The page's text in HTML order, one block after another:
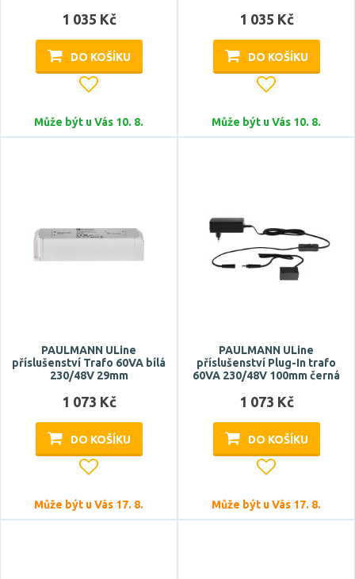
1 035 Kč
DO KOŠÍKU
Může být u Vás 10. 8.
1 035 Kč
DO KOŠÍKU
Může být u Vás 10. 8.
PAULMANN ULine
příslušenství Trafo 60VA bílá
230/48V 29mm
1 073 Kč
DO KOŠÍKU
Může být u Vás 17. 8.
PAULMANN ULine
příslušenství Plug-In trafo
60VA 230/48V 100mm černá
1 073 Kč
DO KOŠÍKU
Může být u Vás 17. 8.